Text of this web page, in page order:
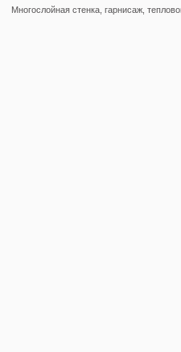
Многослойная стенка, гарнисаж,